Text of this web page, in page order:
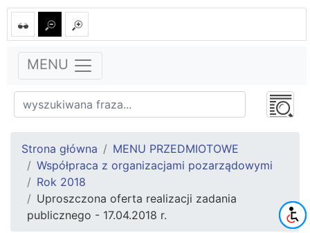
MENU
Strona główna
MENU PRZEDMIOTOWE
Współpraca z organizacjami pozarządowymi
Rok 2018
Uproszczona oferta realizacji zadania
publicznego - 17.04.2018 r.